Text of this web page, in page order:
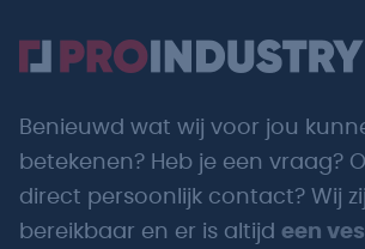
Benieuwd wat wij voor jou
betekenen? Heb je een vraag?
direct persoonlijk contact? Wij
bereikbaar en er is altijd een